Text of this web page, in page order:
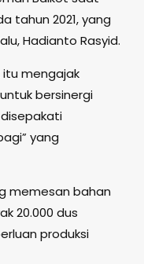
tahun 2021, yang
Hadianto Rasyid.
itu mengajak
bersinergi
yang
memesan bahan
20.000 dus
produksi